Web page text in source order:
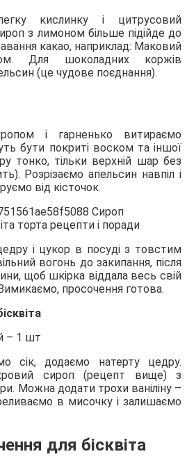
кислинку і цитрусовий
з лимоном більше підійде до
какао, наприклад: Маковий
Для шоколадних коржів
(це чудове поєднання).
і гарненько витираємо
бути покриті воском та іншої
тонко, тільки верхній шар без
Розрізаємо апельсин навпіл і
від кісточок.
і цукор в посуді з товстим
вогонь до закипання, після
щоб шкірка віддала весь свій
просочення готова.
– 1 шт
сік, додаємо натерту цедру.
сироп (рецепт вище) з
Можна додати трохи ваніліну –
в мисочку і залишаємо
для бісквіта